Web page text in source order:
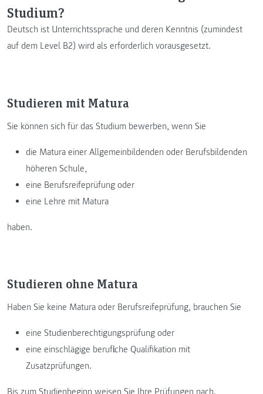
Studium?
Deutsch ist Unterrichtssprache und deren Kenntnis (zumindest
auf dem Level B2) wird als erforderlich vorausgesetzt.
Studieren mit Matura
Sie können sich für das Studium bewerben, wenn Sie
die Matura einer Allgemeinbildenden oder Berufsbildenden
höheren Schule,
eine Berufsreifeprüfung oder
eine Lehre mit Matura
haben.
Studieren ohne Matura
Haben Sie keine Matura oder Berufsreifeprüfung, brauchen Sie
eine Studienberechtigungsprüfung oder
eine einschlägige berufliche Qualifikation mit
Zusatzprüfungen.